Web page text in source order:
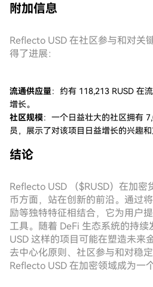
附加信息
Reflecto USD 在社区参与和对关
得了进展：
流通供应量：约有 118,213 RUSD 在
增长。
社区规模：一个日益壮大的社区拥有
员，展示了对该项目日益增长的兴趣和
结论
Reflecto USD （$RUSD）在加密
币方面，站在创新的前沿。通过
励等独特特征相结合，它为用户
工具。随着 DeFi 生态系统的持
USD 这样的项目可能在塑造未来
去中心化原则、社区参与和对稳
Reflecto USD 在加密领域成为一